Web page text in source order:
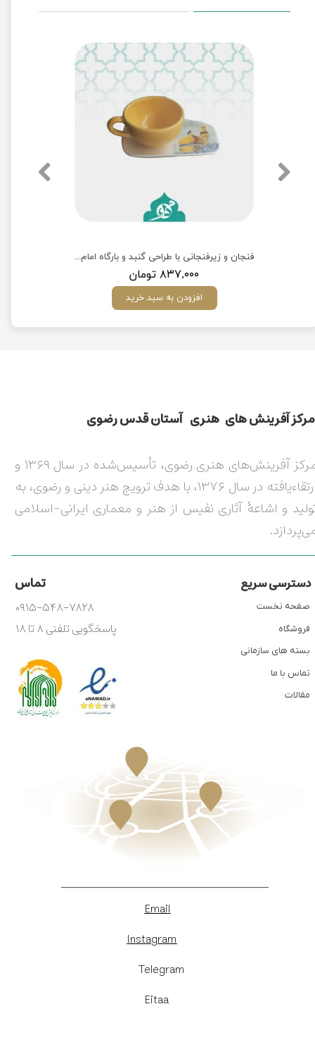
فنجان و زیرفنجانی با طراحی گنبد و بارگاه امام رضا(ع)
۸۳۷,۰۰۰ تومان
افزودن به سبد خرید
مركز آفرينش های هنری آستان قدس رضوی​​​​​​​​​​​​​​
مرکز آفرینش‌های هنری رضوی، تأسیس‌شده در سال ۱۳۶۹ و
ارتقاءیافته در سال ۱۳۷۶، با هدف ترویج هنر دینی و رضوی، به
و اشاعۀ آثاری نفیس از هنر و معماری ایرانی-اسلامی
دسترسی سریع تماس
۰۹۱۵-۵۴۸-۷۸۲۸
پاسخگویی تلفنی ۸ تا ۱۸
صفحه نخست
فروشگاه
بسته های سازمانی
تماس با ما
مقالات
Email
Instagram
​Telegram
Eitaa